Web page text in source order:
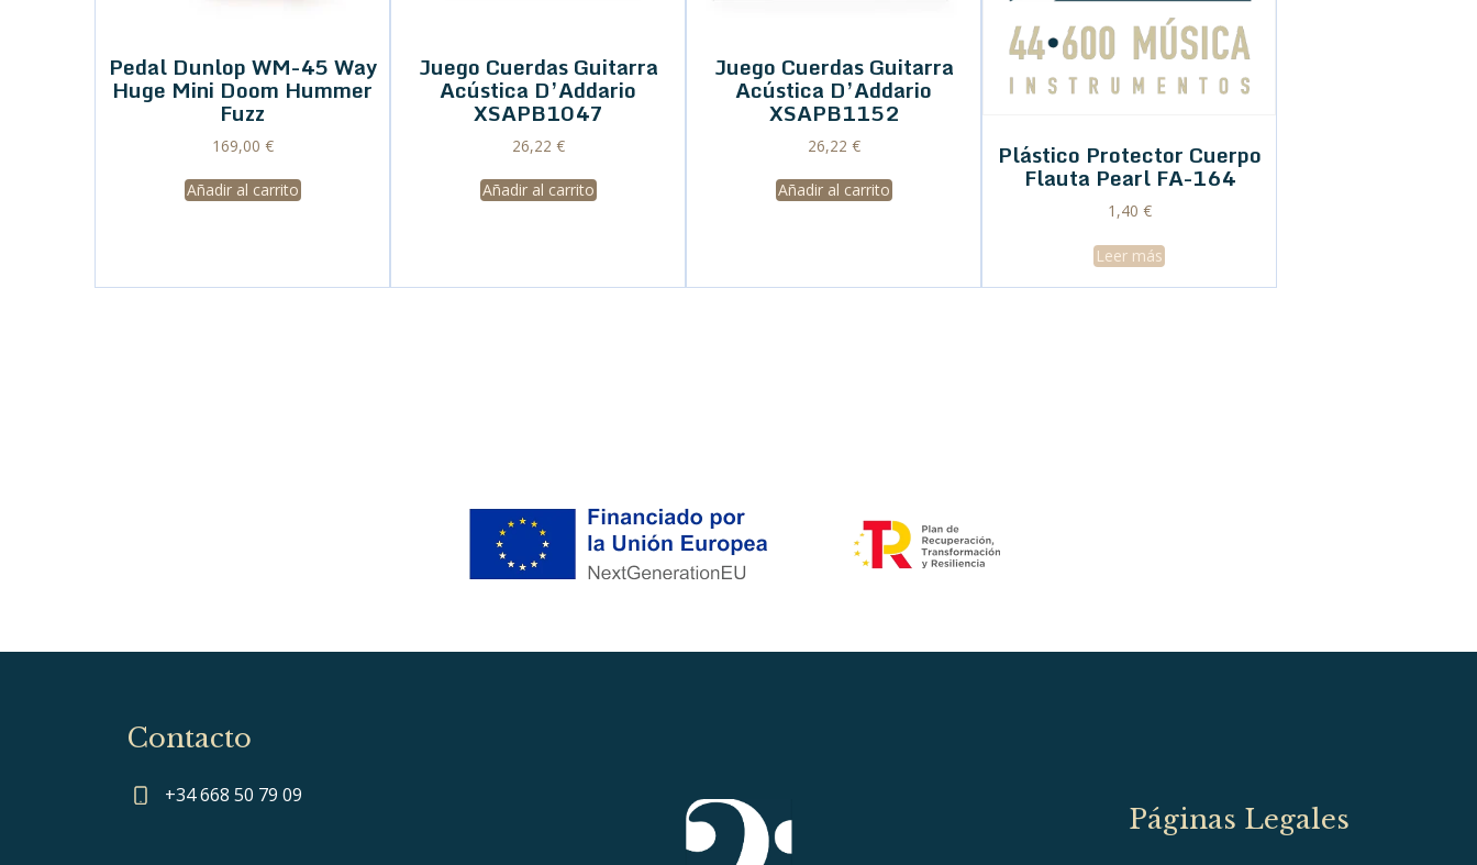
Pedal Dunlop WM-45 Way
Huge Mini Doom Hummer
Fuzz
169,00 €
Añadir al carrito
Juego Cuerdas Guitarra
Acústica D’Addario
XSAPB1047
26,22 €
Añadir al carrito
Juego Cuerdas Guitarra
Acústica D’Addario
XSAPB1152
26,22 €
Añadir al carrito
Plástico Protector Cuerpo
Flauta Pearl FA-164
1,40 €
Leer más
Contacto
+34 668 50 79 09
Páginas Legales